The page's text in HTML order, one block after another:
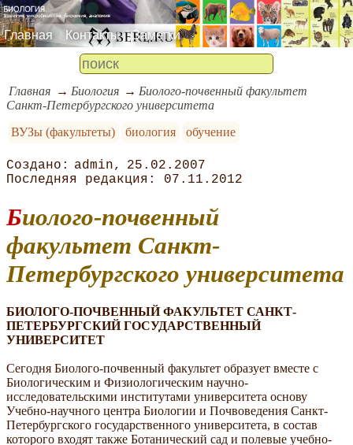
Главная Контакты Заметки
Главная Биология
Биолого-почвенный факультет
Санкт-Петербургского университета
ВУЗы (факультеты)
биология обучение
admin
25.02.2007
07.11.2012
Биолого-почвенный
факультет Санкт-
Петербургского университета
БИОЛОГО-ПОЧВЕННЫЙ ФАКУЛЬТЕТ САНКТ-
ПЕТЕРБУРГСКИЙ ГОСУДАРСТВЕННЫЙ
УНИВЕРСИТЕТ
Сегодня Биолого-почвенный факультет образует вместе с
Биологическим и Физиологическим научно-
исследовательскими институтами университета основу
Учебно-научного центра Биологии и Почвоведения Санкт-
Петербургского государственного университета, в состав
которого входят также Ботанический сад и полевые учебно-